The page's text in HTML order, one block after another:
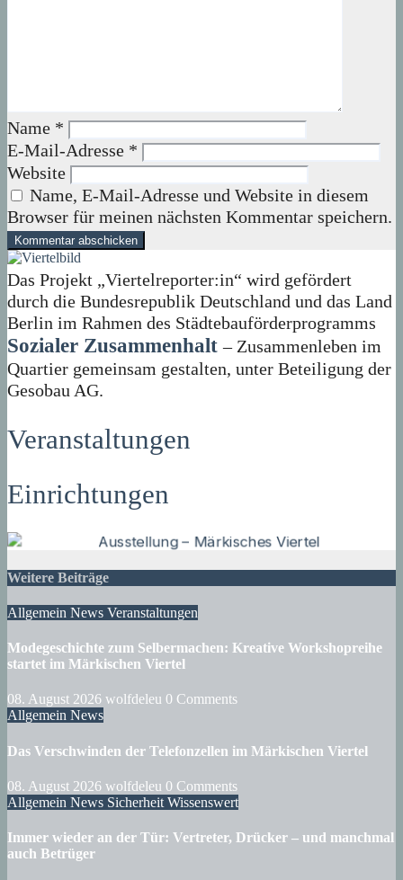
Name *
E-Mail-Adresse *
Website
Name, E-Mail-Adresse und Website in diesem
Browser für meinen nächsten Kommentar speichern.
Das Projekt „Viertelreporter:in“ wird gefördert
durch die Bundesrepublik Deutschland und das Land
Berlin im Rahmen des Städtebauförderprogramms
Sozialer Zusammenhalt – Zusammenleben im
Quartier gemeinsam gestalten, unter Beteiligung der
Gesobau AG.
Veranstaltungen
Einrichtungen
Weitere Beiträge
Allgemein News Veranstaltungen
Modegeschichte zum Selbermachen: Kreative Workshopreihe
startet im Märkischen Viertel
08. August 2026 wolfdeleu 0 Comments
Allgemein News
Das Verschwinden der Telefonzellen im Märkischen Viertel
08. August 2026 wolfdeleu 0 Comments
Allgemein News Sicherheit Wissenswert
Immer wieder an der Tür: Vertreter, Drücker – und manchmal
auch Betrüger